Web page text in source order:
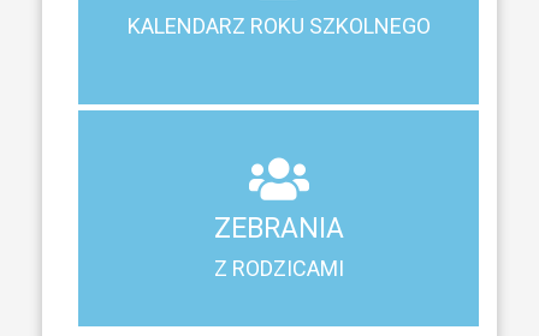
KALENDARZ ROKU SZKOLNEGO
KALENDARZ ROKU SZKOLNEGO
Terminy ferii, matur, zebrań i klasyfikacji
ZEBRANIA
Z RODZICAMI
Z RODZICAMI
Harmonogram spotkań i konsultacji z rodzicami